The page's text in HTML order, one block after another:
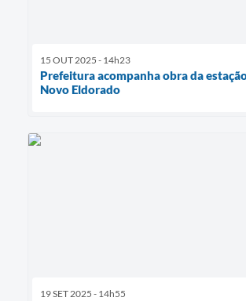
15 OUT 2025 - 14h23
Prefeitura acompanha obra da
Novo Eldorado
19 SET 2025 - 14h55